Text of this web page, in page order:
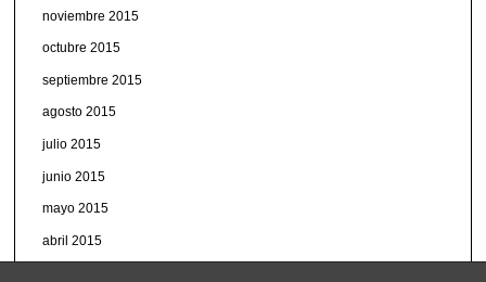
noviembre 2015
octubre 2015
septiembre 2015
agosto 2015
julio 2015
junio 2015
mayo 2015
abril 2015